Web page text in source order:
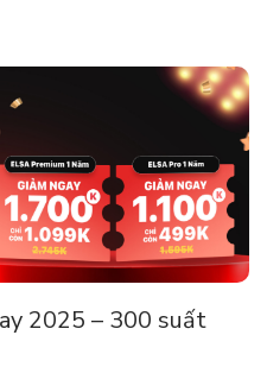
âm và giao tiếp ứng dụng
nhiều quốc gia tin tưởng
2025 – 300 suất